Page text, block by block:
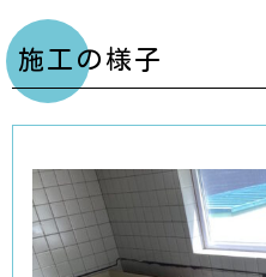
施工の様子